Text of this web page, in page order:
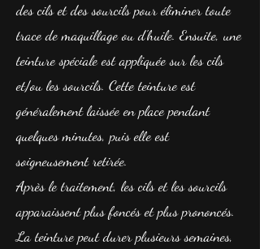
des cils et des sourcils pour éliminer toute
trace de maquillage ou d'huile. Ensuite, une
teinture spéciale est appliquée sur les cils
et/ou les sourcils. Cette teinture est
généralement laissée en place pendant
quelques minutes, puis elle est
soigneusement retirée.
Après le traitement, les cils et les sourcils
apparaissent plus foncés et plus prononcés.
La teinture peut durer plusieurs semaines,